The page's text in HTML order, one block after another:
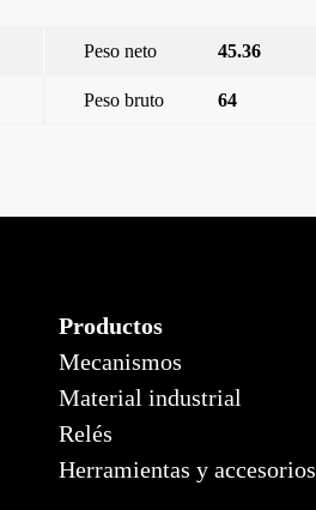
Peso neto 45.36
Peso bruto 64
Productos
Mecanismos
Material industrial
Relés
Herramientas y accesorios